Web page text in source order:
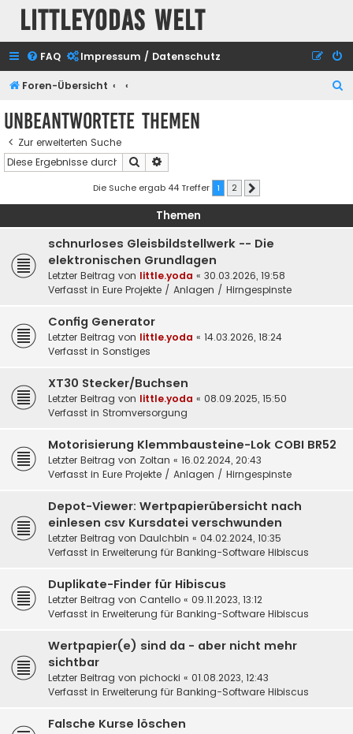
Littleyodas Welt
FAQ Impressum / Datenschutz
Foren-Übersicht
Unbeantwortete Themen
Zur erweiterten Suche
Suche
Die Suche ergab 44 Treffer 1 2
Themen
schnurloses Gleisbildstellwerk -- Die
elektronischen Grundlagen
Letzter Beitrag von little.yoda « 30.03.2026, 19:58
Verfasst in Eure Projekte / Anlagen / Hirngespinste
Config Generator
Letzter Beitrag von little.yoda « 14.03.2026, 18:24
Verfasst in Sonstiges
XT30 Stecker/Buchsen
Letzter Beitrag von little.yoda « 08.09.2025, 15:50
Verfasst in Stromversorgung
Motorisierung Klemmbausteine-Lok COBI BR52
Letzter Beitrag von Zoltan « 16.02.2024, 20:43
Verfasst in Eure Projekte / Anlagen / Hirngespinste
Depot-Viewer: Wertpapierübersicht nach
einlesen csv Kursdatei verschwunden
Letzter Beitrag von DauIchbin « 04.02.2024, 10:35
Verfasst in Erweiterung für Banking-Software Hibiscus
Duplikate-Finder für Hibiscus
Letzter Beitrag von Cantello « 09.11.2023, 13:12
Verfasst in Erweiterung für Banking-Software Hibiscus
Wertpapier(e) sind da - aber nicht mehr
sichtbar
Letzter Beitrag von pichocki « 01.08.2023, 12:43
Verfasst in Erweiterung für Banking-Software Hibiscus
Falsche Kurse löschen